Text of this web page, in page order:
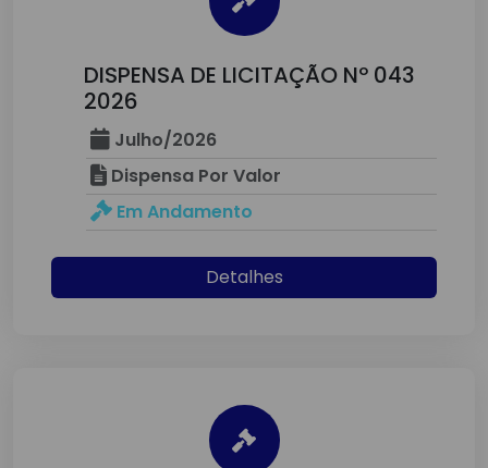
DISPENSA DE LICITAÇÃO Nº 043
2026
Julho/2026
Dispensa Por Valor
Em Andamento
Detalhes